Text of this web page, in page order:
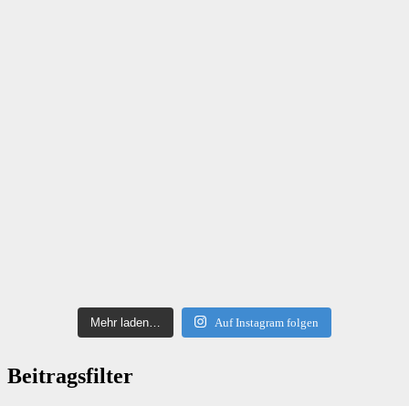
Mehr laden… Auf Instagram folgen
Beitragsfilter